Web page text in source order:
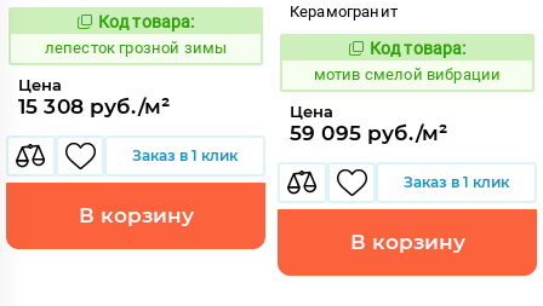
862157
Код товара:
лепесток грозной зимы
Цена
15 308 руб./м²
Заказ в 1 клик
В корзину
Керамогранит
1042760
Код товара:
мотив смелой вибрации
Цена
59 095 руб./м²
Заказ в 1 клик
В корзину